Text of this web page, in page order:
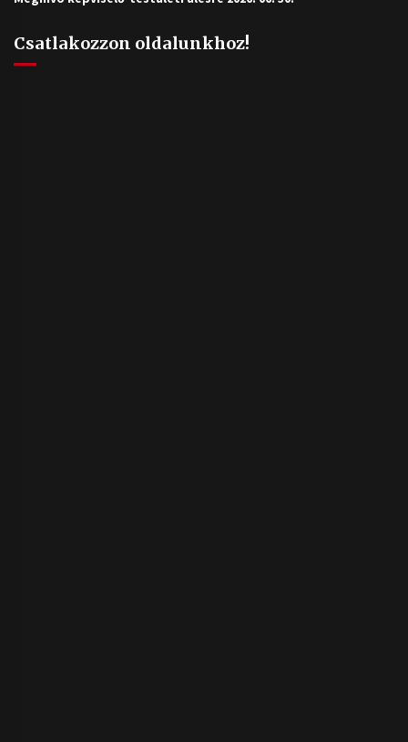
Csatlakozzon oldalunkhoz!